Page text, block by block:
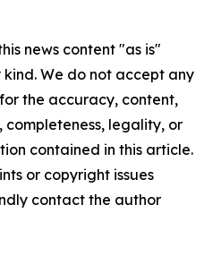
news content "as is"
We do not accept any
the accuracy, content,
completeness, legality, or
contained in this article.
or copyright issues
contact the author